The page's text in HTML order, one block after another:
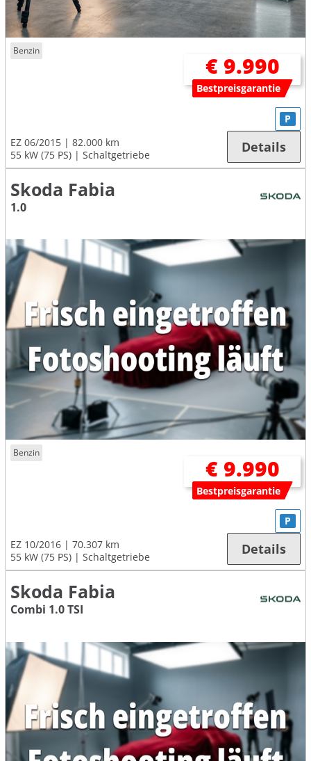
Benzin
€ 9.990
Bestpreisgarantie
EZ 06/2015
82.000 km
55 kW (75 PS)
Schaltgetriebe
P
Details
Skoda Fabia
1.0
Benzin
€ 9.990
Bestpreisgarantie
EZ 10/2016
70.307 km
55 kW (75 PS)
Schaltgetriebe
P
Details
Skoda Fabia
Combi 1.0 TSI